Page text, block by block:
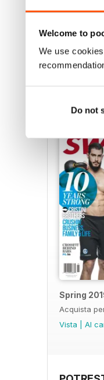
Welcome to
We use
Do not
Spring
Acquista
Vista
Al